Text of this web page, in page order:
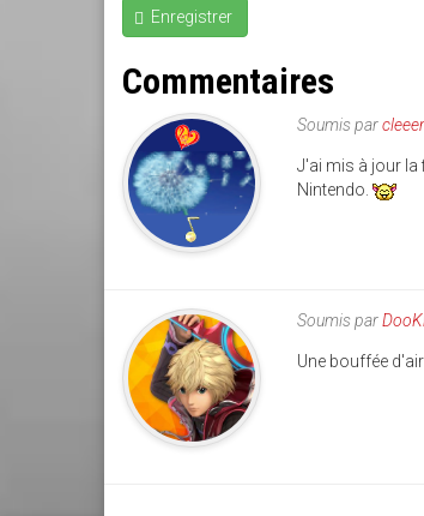
Enregistrer
Commentaires
Soumis par
J'ai mis à jour la
Nintendo.
Soumis par
Une bouffée